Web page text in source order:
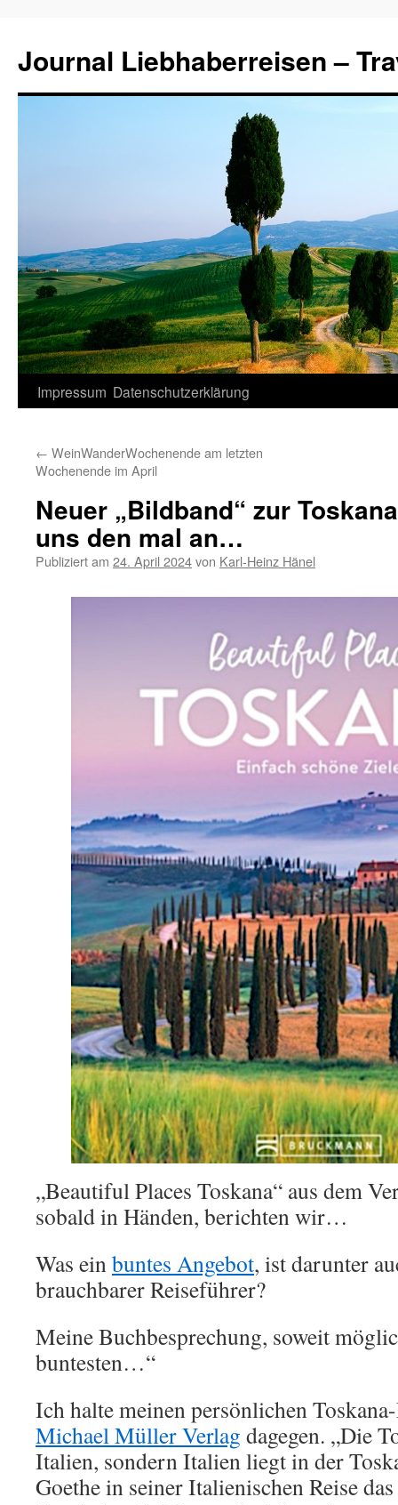
Journal Liebhaberreisen –
Zum
springen
Impressum Datenschutzerklärung
← WeinWanderWochenende am letzten
Wochenende im April
Neuer „Bildband“ zur
uns den mal an…
Publiziert am 24. April 2024von Karl-Heinz Hänel
„Beautiful Places Toskana“ aus dem
sobald in Händen, berichten wir…
Was einbuntes Angebot, ist darunter
brauchbarer Reiseführer?
Meine Buchbesprechung, soweit
buntesten…“
Ich halte meinen persönlichen
Michael Müller Verlag dagegen. „Die
Italien, sondern Italien liegt in der
Goethe in seiner Italienischen Reise